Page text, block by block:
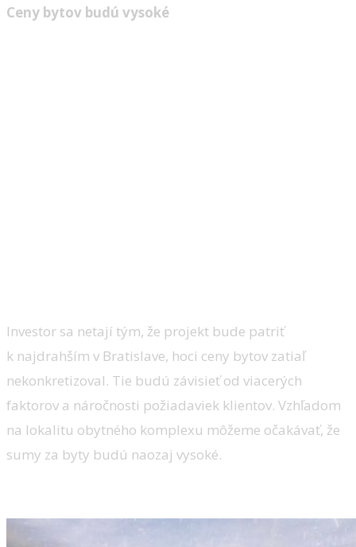
Ceny bytov budú vysoké
Investor sa netají tým, že projekt bude patriť
k najdrahším v Bratislave, hoci ceny bytov zatiaľ
nekonkretizoval. Tie budú závisieť od viacerých
faktorov a náročnosti požiadaviek klientov. Vzhľadom
na lokalitu obytného komplexu môžeme očakávať, že
sumy za byty budú naozaj vysoké.